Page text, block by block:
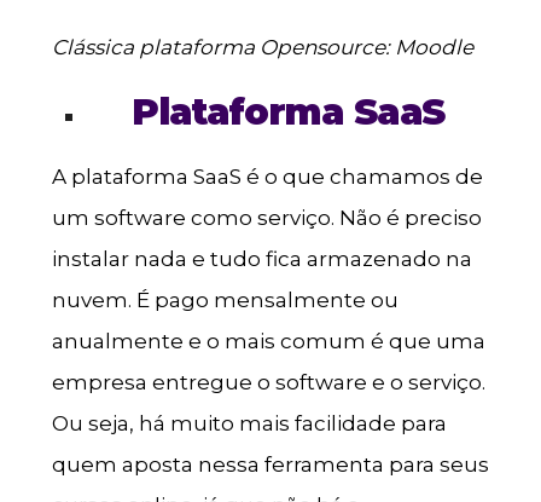
Clássica plataforma Opensource: Moodle
Plataforma SaaS
A plataforma SaaS é o que chamamos de
um software como serviço. Não é preciso
instalar nada e tudo fica armazenado na
nuvem. É pago mensalmente ou
anualmente e o mais comum é que uma
empresa entregue o software e o serviço.
Ou seja, há muito mais facilidade para
quem aposta nessa ferramenta para seus